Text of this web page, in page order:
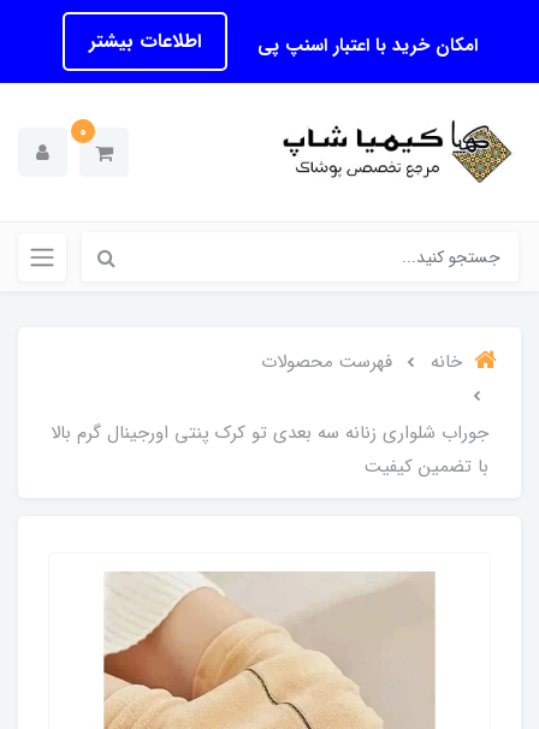
امکان خرید با اعتبار اسنپ پی اطلاعات بیشتر
0
خانه فهرست محصولات
جوراب شلواری زنانه سه بعدی تو کرک پنتی اورجینال گرم بالا
با تضمین کیفیت